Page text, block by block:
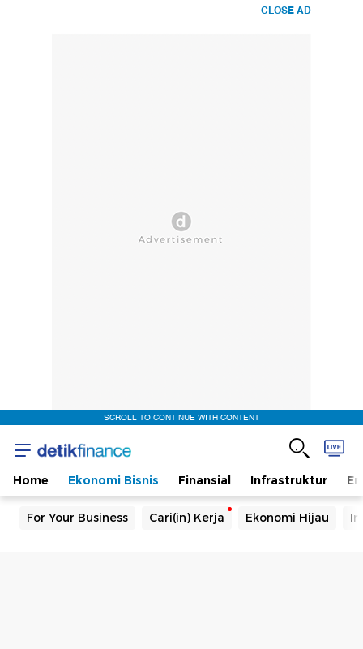
CLOSE AD
SCROLL TO CONTINUE WITH CONTENT
Home Ekonomi Bisnis Finansial Infrastruktur
For Your Business Cari(in) Kerja Ekonomi Hijau